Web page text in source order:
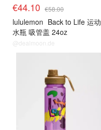
€44.10 €58.00
lululemon Back to Life 运动
水瓶 吸管盖 24oz
@dealmoon.de